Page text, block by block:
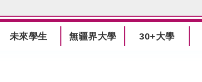
未來學生 無疆界大學 30+大學